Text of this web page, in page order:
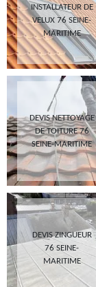
INSTALLATEUR DE
VELUX 76 SEINE-
MARITIME
DEVIS NETTOYAGE
DE TOITURE 76
SEINE-MARITIME
DEVIS ZINGUEUR
76 SEINE-
MARITIME